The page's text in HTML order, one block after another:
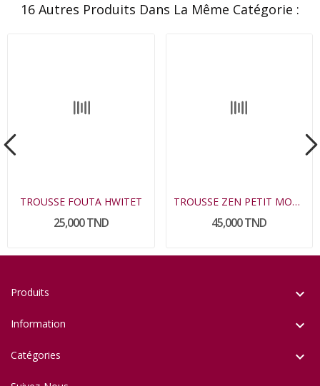
16 Autres Produits Dans La Même Catégorie :
TROUSSE FOUTA HWITET
25,000 TND
TROUSSE ZEN PETIT MODELE
45,000 TND
Produits 
Information 
Catégories 